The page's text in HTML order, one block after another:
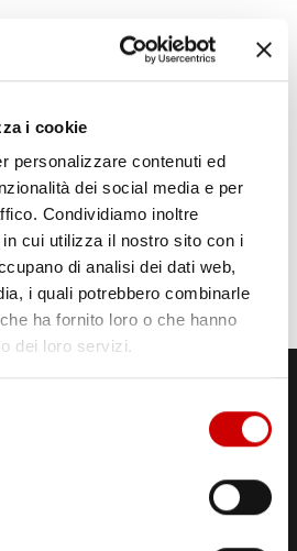
i cookie
personalizzare contenuti ed
dei social media e per
Condividiamo inoltre
cui utilizza il nostro sito con i
di analisi dei dati web,
i quali potrebbero combinarle
ha fornito loro o che hanno
dei loro servizi.